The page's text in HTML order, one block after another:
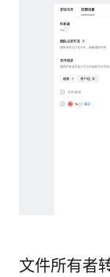
文件所有者